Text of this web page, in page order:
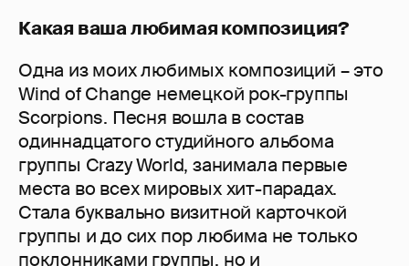
Какая ваша любимая композиция?
Одна из моих любимых композиций – это
Wind of Change немецкой рок-группы
Scorpions. Песня вошла в состав
одиннадцатого студийного альбома
группы Crazy World, занимала первые
места во всех мировых хит-парадах.
Стала буквально визитной карточкой
группы и до сих пор любима не только
поклонниками группы, но и